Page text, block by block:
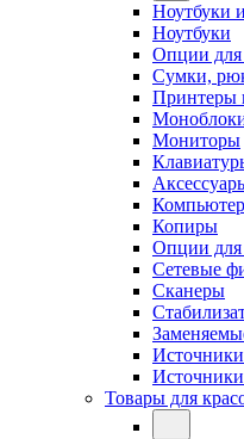
Ноутбуки
Ноутбуки
Опции для
Сумки,
Мониторы
Копиры
Опции для
Сетевые
Сканеры
Товары для